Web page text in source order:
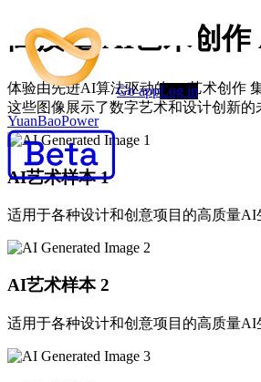
YuanBaoPower
Go appLog in
高质量 AI艺术创
体验由先进AI算法驱动的 AI艺术创作
这些图像展示了数字艺术和设计创新的
AI艺术样本 1
适用于各种设计和创意项目的高质量AI
AI艺术样本 2
适用于各种设计和创意项目的高质量AI